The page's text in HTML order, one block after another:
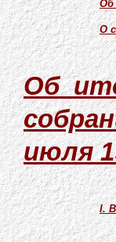
Об
О
Об
июля
I.